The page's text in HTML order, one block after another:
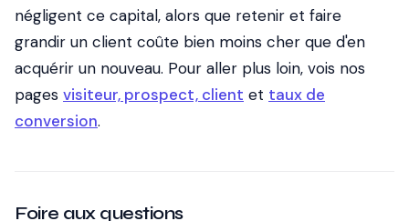
négligent ce capital, alors que retenir et faire
grandir un client coûte bien moins cher que d'en
acquérir un nouveau. Pour aller plus loin, vois nos
pages visiteur, prospect, client et taux de
conversion.
Foire aux questions